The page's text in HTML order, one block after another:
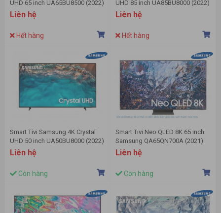
UHD 65 inch UA65BU8500 (2022)
Liên hệ
Hết hàng
UHD 85 inch UA85BU8000 (2022)
Liên hệ
Hết hàng
Smart Tivi Samsung 4K Crystal
UHD 50 inch UA50BU8000 (2022)
Liên hệ
Còn hàng
Smart Tivi Neo QLED 8K 65 inch
Samsung QA65QN700A (2021)
Liên hệ
Còn hàng